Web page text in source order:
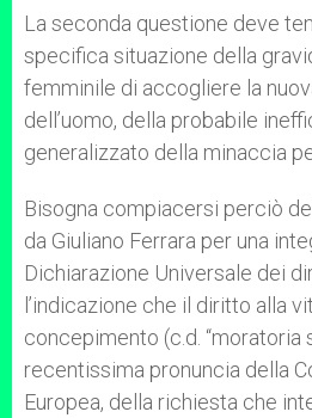
La seconda questione deve
specifica situazione della
femminile di accogliere la
dell’uomo, della probabile
generalizzato della minaccia
Bisogna compiacersi perciò
da Giuliano Ferrara per una
Dichiarazione Universale dei
l’indicazione che il diritto alla
concepimento (c.d. “moratoria
recentissima pronuncia della
Europea, della richiesta che